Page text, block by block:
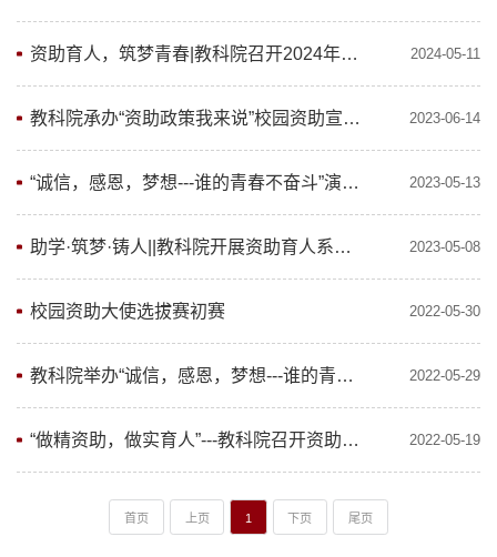
资助育人，筑梦青春|教科院召开2024年资助育人系列主题教育活动动员部署会 2024-05-11
教科院承办“资助政策我来说”校园资助宣传大使选拔赛决赛 2023-06-14
“诚信，感恩，梦想---谁的青春不奋斗”演讲比赛 2023-05-13
助学·筑梦·铸人||教科院开展资助育人系列主题教育活动动员部署大会 2023-05-08
校园资助大使选拔赛初赛 2022-05-30
教科院举办“诚信，感恩，梦想---谁的青春不奋斗”演讲比赛选拔赛 2022-05-29
“做精资助，做实育人”---教科院召开资助大会 2022-05-19
首页 上页 1 下页 尾页